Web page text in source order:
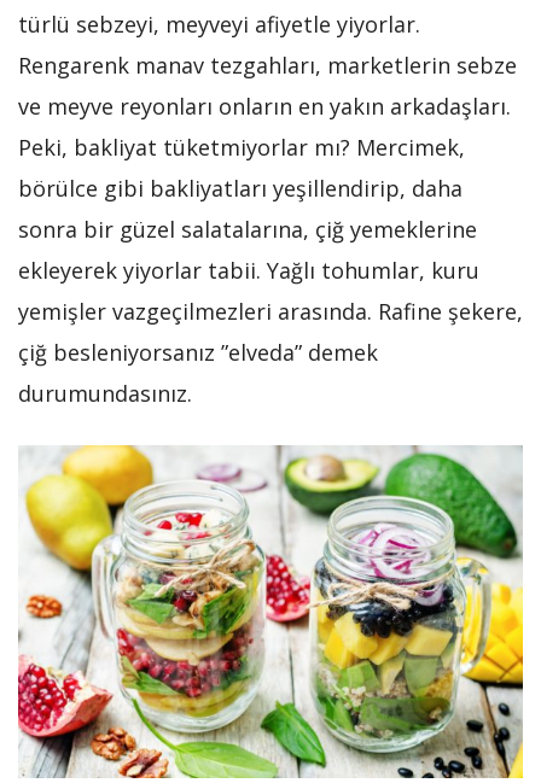
türlü sebzeyi, meyveyi afiyetle yiyorlar.
Rengarenk manav tezgahları, marketlerin sebze
ve meyve reyonları onların en yakın arkadaşları.
Peki, bakliyat tüketmiyorlar mı? Mercimek,
börülce gibi bakliyatları yeşillendirip, daha
sonra bir güzel salatalarına, çiğ yemeklerine
ekleyerek yiyorlar tabii. Yağlı tohumlar, kuru
yemişler vazgeçilmezleri arasında. Rafine şekere,
çiğ besleniyorsanız ”elveda” demek
durumundasınız.